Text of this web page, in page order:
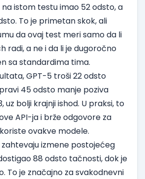
istom testu imao 52 odsto, a
To je primetan skok, ali
da ovaj test meri samo da li
radi, a ne i da li je dugoročno
sa standardima tima.
GPT-5 troši 22 odsto
45 odsto manje poziva
uz bolji krajnji ishod. U praksi, to
API-ja i brže odgovore za
ovakve modele.
zahtevaju izmene postojećeg
88 odsto tačnosti, dok je
To je značajno za svakodnevni